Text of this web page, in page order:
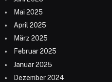
Mai 2025
April 2025
März 2025
Februar 2025
Januar 2025
Dezember 2024